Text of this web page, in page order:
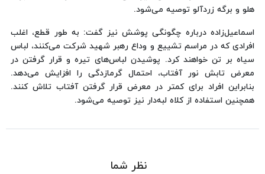
هلو و برگه زردآلو توصیه می‌شود.
اسماعیل‌زاده درباره چگونگی پوشش نیز گفت: به‌ طور قطع، اغلب
افرادی که در مراسم تشییع و وداع رهبر شهید شرکت می‌کنند، لباس
سیاه بر تن خواهند کرد. پوشیدن لباس‌های تیره و قرار گرفتن در
معرض تابش نور آفتاب، احتمال گرمازدگی را افزایش می‌دهد.
بنابراین افراد برای کمتر در معرض قرار گرفتن آفتاب تلاش کنند.
همچنین استفاده از کلاه‌ لبه‌دار نیز توصیه می‌شود.
نظر شما